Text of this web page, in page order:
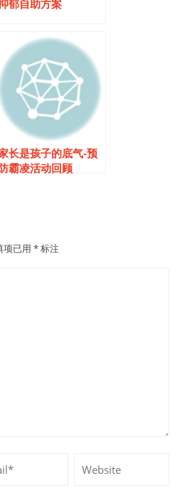
郁自助方案
长是孩子的底气-预
霸凌活动回顾
项已用 *标注